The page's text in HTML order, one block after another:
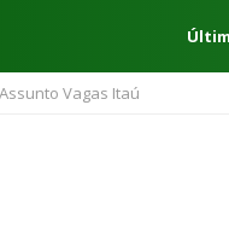
Assunto Vagas Itaú